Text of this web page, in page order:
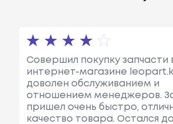
Совершил покупку запчасти
интернет-магазине
доволен обслуживанием и
отношением менеджеров.
пришел очень быстро,
качество товара. Остался